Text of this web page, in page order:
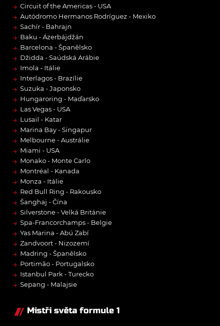
→ Circuit of the Americas - USA
→ Autódromo Hermanos Rodríguez - Mexiko
→ Sachír - Bahrajn
→ Baku - Ázerbájdžán
→ Barcelona - Španělsko
→ Džidda - Saúdská Arábie
→ Imola - Itálie
→ Interlagos - Brazílie
→ Suzuka - Japonsko
→ Hungaroring - Maďarsko
→ Las Vegas - USA
→ Lusail - Katar
→ Marina Bay - Singapur
→ Melbourne - Austrálie
→ Miami - USA
→ Monako - Monte Carlo
→ Montréal - Kanada
→ Monza - Itálie
→ Red Bull Ring - Rakousko
→ Šanghaj - Čína
→ Silverstone - Velká Británie
→ Spa-Francorchamps - Belgie
→ Yas Marina - Abú Zabí
→ Zandvoort - Nizozemí
→ Madring - Španělsko
→ Portimão - Portugalsko
→ Istanbul Park - Turecko
→ Sepang - Malajsie
Mistři světa formule 1